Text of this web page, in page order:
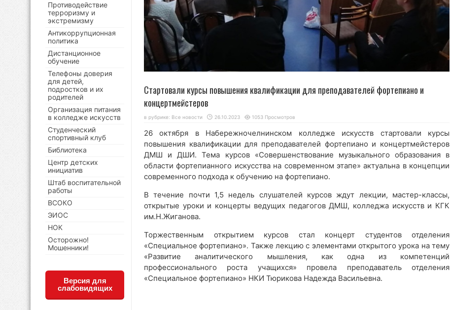
Стартовали курсы повышения квалификации для преподавателей фортепиано и
концертмейстеров
в рубрике: Все новости 26.10.2023 1053 Просмотров
26 октября в Набережночелнинском колледже искусств стартовали курсы
повышения квалификации для преподавателей фортепиано и концертмейстеров
ДМШ и ДШИ. Тема курсов «Совершенствование музыкального образования в
области фортепианного искусства на современном этапе» актуальна в концепции
современного подхода к обучению на фортепиано.
В течение почти 1,5 недель слушателей курсов ждут лекции, мастер-классы,
открытые уроки и концерты ведущих педагогов ДМШ, колледжа искусств и КГК
им.Н.Жиганова.
Торжественным открытием курсов стал концерт студентов отделения
«Специальное фортепиано». Также лекцию с элементами открытого урока на тему
«Развитие аналитического мышления, как одна из компетенций
профессионального роста учащихся» провела преподаватель отделения
«Специальное фортепиано» НКИ Тюрикова Надежда Васильевна.
Противодействие
терроризму и
экстремизму
Антикоррупционная
политика
Дистанционное
обучение
Телефоны доверия
для детей,
подростков и их
родителей
Организация питания
в колледже искусств
Студенческий
спортивный клуб
Библиотека
Центр детских
инициатив
Штаб воспитательной
работы
ВСОКО
ЭИОС
НОК
Осторожно!
Мошенники!
Версия для
слабовидящих